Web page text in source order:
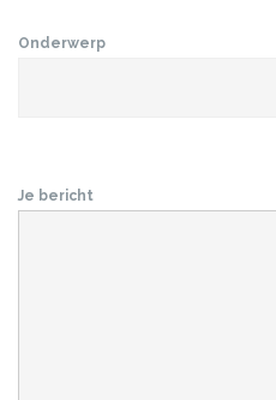
Onderwerp
Je bericht